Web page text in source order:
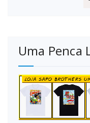
Uma Penca